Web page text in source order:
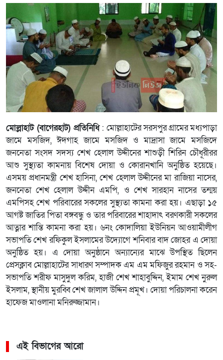
মোল্লাহাট (বাগেরহাট) প্রতিনিধি: মোল্লাহাটের সরসপুর গ্রামের মধ্যপাড়া
জামে মসজিদ, ঈদগাহ জামে মসজিদ ও মাদ্রাসা জামে মসজিদে
জননেতা সংসদ সদস্য শেখ হেলাল উদ্দীনের শাশুড়ী শিরিন চৌধূরীরর
আশু সুস্থ্যতা কামনায় বিশেষ দোয়া ও কোরানখানি অনুষ্ঠিত হয়েছে।
এসময় প্রধানমন্ত্রী শেখ হাসিনা, শেখ হেলাল উদ্দীনের মা রাজিয়া নাসের,
জননেতা শেখ হেলাল উদ্দীন এমপি, ও শেখ সারহান নাসের তন্ময়
এমপিসহ শেখ পরিবারের সকলের সুস্থ্যতা কামনা করা হয়। এছাড়া ১৫
আগষ্ট জাতির পিতা বঙ্গবন্ধু ও তার পরিবারের শাহাদাৎ বরণকারী সকলের
আত্নার শান্তি কামনা করা হয়। ৬নং কোদালিয়া ইউনিয়ন আওয়ামীলীগ
সভাপতি শেখ রফিকুল ইসলামের উদ্যোগে শনিবার বাদ জোহর এ দোয়া
অনুষ্ঠিত হয়। এ দোয়া অনুষ্ঠানে অন্যান্যের মাঝে উপস্থিত ছিলেন
প্রেসক্লাব মোল্লাহাটের সাধারণ সম্পাদক এম এম মফিজুর রহমান ও সহ-
সভাপতি শরীফ মাসুদুল করিম, হাজী শেখ শাহাবুদ্দিন, ইমাম শেখ নুরুল
ইসলাম, স্থানীয় মুরব্বি শেখ জালাল উদ্দিন প্রমূখ। দোয়া পরিচালনা করেন
হাফেজ মাওলানা মনিরুজ্জামান।
এই বিভাগের আরো